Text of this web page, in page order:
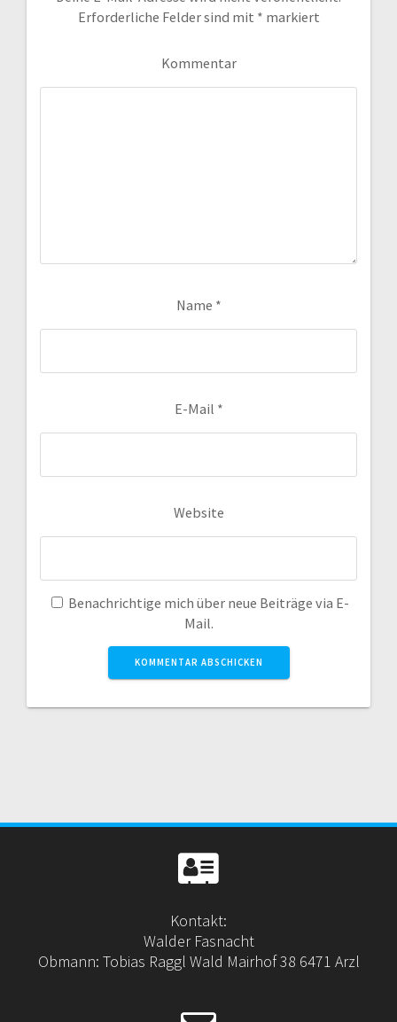
Erforderliche Felder sind mit * markiert
Kommentar
Name *
E-Mail *
Website
Benachrichtige mich über neue Beiträge via E-
Mail.
Kontakt:
Walder Fasnacht
Obmann: Tobias Raggl Wald Mairhof 38 6471 Arzl